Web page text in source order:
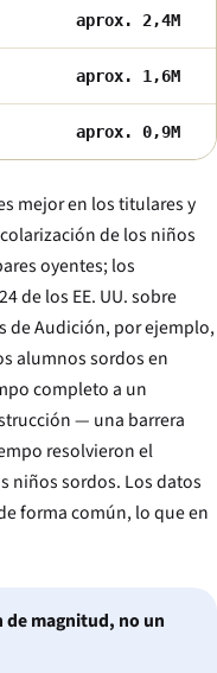
aprox. 2,4M
aprox. 1,6M
aprox. 0,9M
mejor en los titulares y
de los niños
oyentes; los
de los EE. UU. sobre
de Audición, por ejemplo,
alumnos sordos en
completo a un
— una barrera
resolvieron el
niños sordos. Los datos
forma común, lo que en
de magnitud, no un